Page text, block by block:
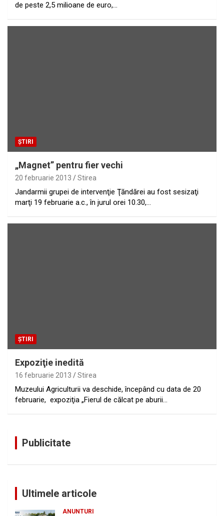
de peste 2,5 milioane de euro,…
ȘTIRI
„Magnet” pentru fier vechi
20 februarie 2013 Stirea
Jandarmii grupei de intervenţie Ţăndărei au fost sesizaţi
marţi 19 februarie a.c., în jurul orei 10.30,…
ȘTIRI
Expoziţie inedită
16 februarie 2013 Stirea
Muzeului Agriculturii va deschide, începând cu data de 20
februarie, expoziţia „Fierul de călcat pe aburii…
Publicitate
Ultimele articole
ANUNTURI